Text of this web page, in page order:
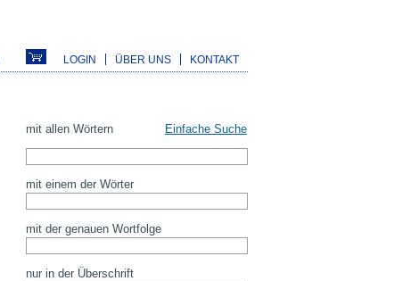
LOGIN ÜBER UNS KONTAKT
mit allen Wörtern Einfache Suche
mit einem der Wörter
mit der genauen Wortfolge
nur in der Überschrift